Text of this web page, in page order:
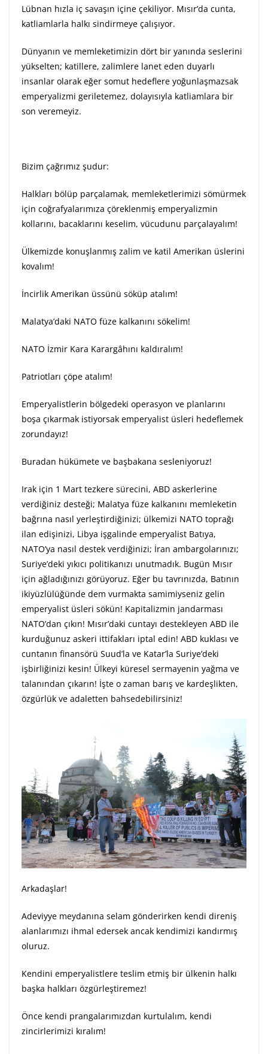
Lübnan hızla iç savaşın içine çekiliyor. Mısır’da cunta,
katliamlarla halkı sindirmeye çalışıyor.
Dünyanın ve memleketimizin dört bir yanında seslerini
yükselten; katillere, zalimlere lanet eden duyarlı
insanlar olarak eğer somut hedeflere yoğunlaşmazsak
emperyalizmi geriletemez, dolayısıyla katliamlara bir
son veremeyiz.
Bizim çağrımız şudur:
Halkları bölüp parçalamak, memleketlerimizi sömürmek
için coğrafyalarımıza çöreklenmiş emperyalizmin
kollarını, bacaklarını keselim, vücudunu parçalayalım!
Ülkemizde konuşlanmış zalim ve katil Amerikan üslerini
kovalım!
İncirlik Amerikan üssünü söküp atalım!
Malatya’daki NATO füze kalkanını sökelim!
NATO İzmir Kara Karargâhını kaldıralım!
Patriotları çöpe atalım!
Emperyalistlerin bölgedeki operasyon ve planlarını
boşa çıkarmak istiyorsak emperyalist üsleri hedeflemek
zorundayız!
Buradan hükümete ve başbakana sesleniyoruz!
Irak için 1 Mart tezkere sürecini, ABD askerlerine
verdiğiniz desteği; Malatya füze kalkanını memleketin
bağrına nasıl yerleştirdiğinizi; ülkemizi NATO toprağı
ilan edişinizi, Libya işgalinde emperyalist Batıya,
NATO’ya nasıl destek verdiğinizi; İran ambargolarınızı;
Suriye’deki yıkıcı politikanızı unutmadık. Bugün Mısır
için ağladığınızı görüyoruz. Eğer bu tavrınızda, Batının
ikiyüzlülüğünde dem vurmakta samimiyseniz gelin
emperyalist üsleri sökün! Kapitalizmin jandarması
NATO’dan çıkın! Mısır’daki cuntayı destekleyen ABD ile
kurduğunuz askeri ittifakları iptal edin! ABD kuklası ve
cuntanın finansörü Suud’la ve Katar’la Suriye’deki
işbirliğinizi kesin! Ülkeyi küresel sermayenin yağma ve
talanından çıkarın! İşte o zaman barış ve kardeşlikten,
özgürlük ve adaletten bahsedebilirsiniz!
Arkadaşlar!
Adeviyye meydanına selam gönderirken kendi direniş
alanlarımızı ihmal edersek ancak kendimizi kandırmış
oluruz.
Kendini emperyalistlere teslim etmiş bir ülkenin halkı
başka halkları özgürleştiremez!
Önce kendi prangalarımızdan kurtulalım, kendi
zincirlerimizi kıralım!